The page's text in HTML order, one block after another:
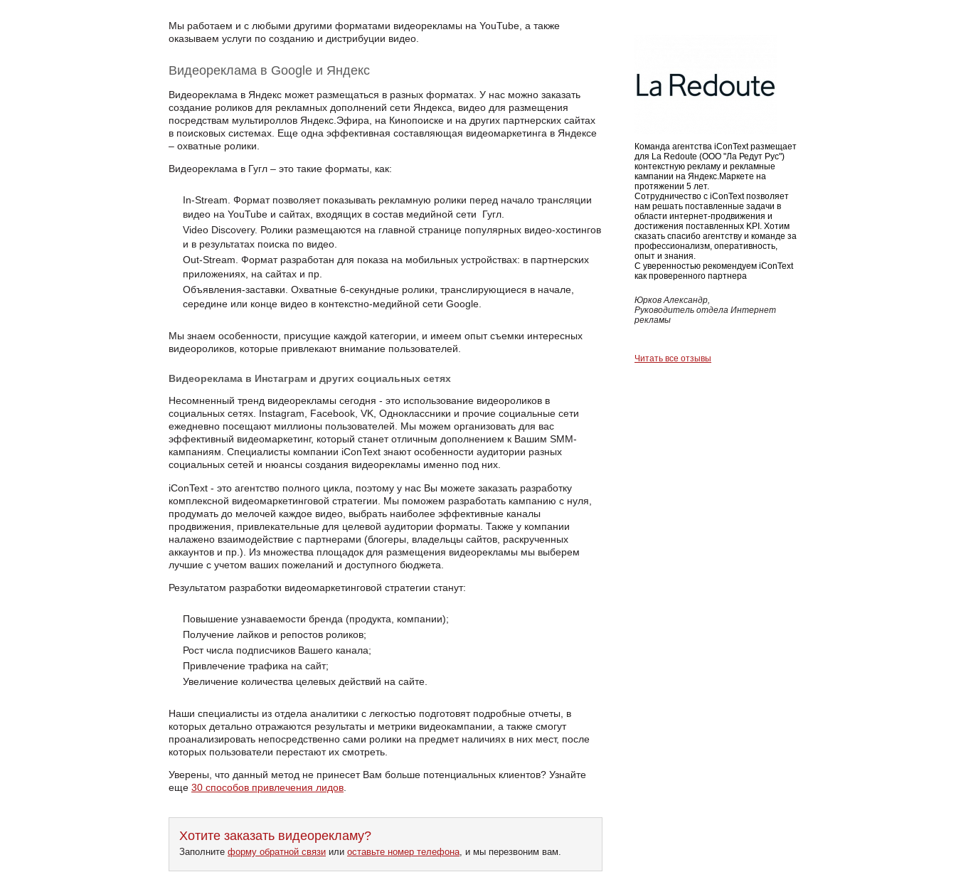
Мы работаем и с любыми другими форматами видеорекламы на YouTube, а также
оказываем услуги по созданию и дистрибуции видео.
Видеореклама в Google и Яндекс
Видеореклама в Яндекс может размещаться в разных форматах. У нас можно заказать
создание роликов для рекламных дополнений сети Яндекса, видео для размещения
посредствам мультироллов Яндекс.Эфира, на Кинопоиске и на других партнерских сайтах
в поисковых системах. Еще одна эффективная составляющая видеомаркетинга в Яндексе
– охватные ролики.
Видеореклама в Гугл – это такие форматы, как:
In-Stream. Формат позволяет показывать рекламную ролики перед начало трансляции
видео на YouTube и сайтах, входящих в состав медийной сети Гугл.
Video Discovery. Ролики размещаются на главной странице популярных видео-хостингов
и в результатах поиска по видео.
Out-Stream. Формат разработан для показа на мобильных устройствах: в партнерских
приложениях, на сайтах и пр.
Объявления-заставки. Охватные 6-секундные ролики, транслирующиеся в начале,
середине или конце видео в контекстно-медийной сети Google.
Мы знаем особенности, присущие каждой категории, и имеем опыт съемки интересных
видеороликов, которые привлекают внимание пользователей.
Видеореклама в Инстаграм и других социальных сетях
Несомненный тренд видеорекламы сегодня - это использование видеороликов в
социальных сетях. Instagram, Facebook, VK, Одноклассники и прочие социальные сети
ежедневно посещают миллионы пользователей. Мы можем организовать для вас
эффективный видеомаркетинг, который станет отличным дополнением к Вашим SMM-
кампаниям. Специалисты компании iConText знают особенности аудитории разных
социальных сетей и нюансы создания видеорекламы именно под них.
iConText - это агентство полного цикла, поэтому у нас Вы можете заказать разработку
комплексной видеомаркетинговой стратегии. Мы поможем разработать кампанию с нуля,
продумать до мелочей каждое видео, выбрать наиболее эффективные каналы
продвижения, привлекательные для целевой аудитории форматы. Также у компании
налажено взаимодействие с партнерами (блогеры, владельцы сайтов, раскрученных
аккаунтов и пр.). Из множества площадок для размещения видеорекламы мы выберем
лучшие с учетом ваших пожеланий и доступного бюджета.
Результатом разработки видеомаркетинговой стратегии станут:
Повышение узнаваемости бренда (продукта, компании);
Получение лайков и репостов роликов;
Рост числа подписчиков Вашего канала;
Привлечение трафика на сайт;
Увеличение количества целевых действий на сайте.
Наши специалисты из отдела аналитики с легкостью подготовят подробные отчеты, в
которых детально отражаются результаты и метрики видеокампании, а также смогут
проанализировать непосредственно сами ролики на предмет наличиях в них мест, после
которых пользователи перестают их смотреть.
Уверены, что данный метод не принесет Вам больше потенциальных клиентов? Узнайте
еще 30 способов привлечения лидов.
Хотите заказать видеорекламу?
Заполните форму обратной связи или оставьте номер телефона , и мы перезвоним вам.
Команда агентства iConText размещает
для La Redoute (ООО "Ла Редут Рус")
контекстную рекламу и рекламные
кампании на Яндекс.Маркете на
протяжении 5 лет.
Сотрудничество с iConText позволяет
нам решать поставленные задачи в
области интернет-продвижения и
достижения поставленных KPI. Хотим
сказать спасибо агентству и команде за
профессионализм, оперативность,
опыт и знания.
С уверенностью рекомендуем iConText
как проверенного партнера
Юрков Александр,
Руководитель отдела Интернет
рекламы
Читать все отзывы